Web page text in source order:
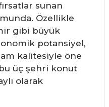
sunan
Özellikle
gibi büyük
potansiyel,
kalitesiyle öne
bu üç şehri konut
olarak